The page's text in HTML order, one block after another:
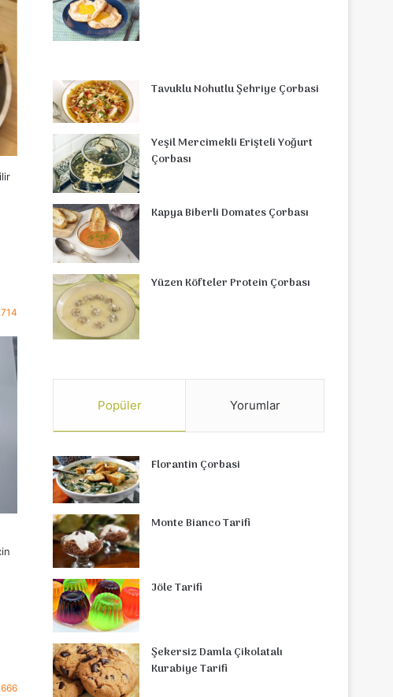
Tavuklu Nohutlu Şehriye Çorbasi
Yeşil Mercimekli Erişteli Yoğurt
Çorbası
Kapya Biberli Domates Çorbası
Yüzen Köfteler Protein Çorbası
Popüler Yorumlar
Florantin Çorbasi
Monte Bianco Tarifi
Jöle Tarifi
Şekersiz Damla Çikolatalı
Kurabiye Tarifi